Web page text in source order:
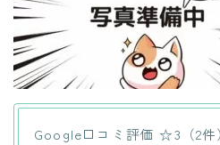
Google口コミ評価 ☆3（2件